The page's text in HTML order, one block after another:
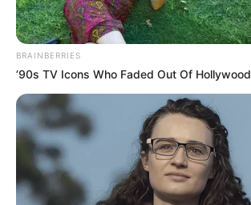
BRAINBERRIES
’90s TV Icons Who Faded Out Of Hollywood